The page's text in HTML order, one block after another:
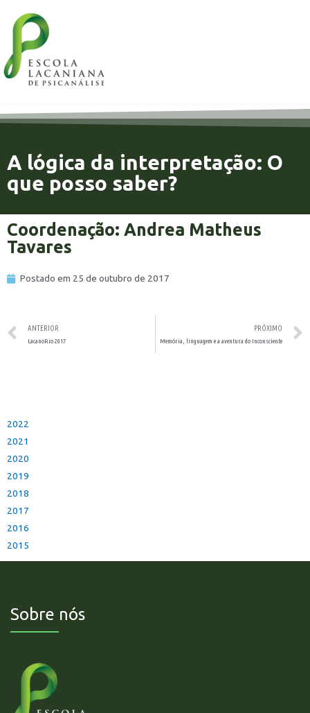
A lógica da interpretação: O
que posso saber?
Coordenação: Andrea Matheus
Tavares
Postado em 25 de outubro de 2017
ANTERIOR
LacanoRio 2017
PRÓXIMO
Memória, linguagem e a aventura do Inconsciente
2022
2021
2020
2019
2018
2017
2016
2015
Sobre nós